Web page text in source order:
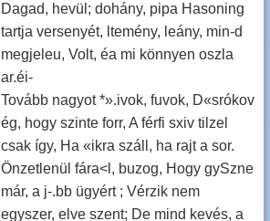
Dagad, hevül; dohány, pipa Hasoning
tartja versenyét, ltemény, leány, min-d
megjeleu, Volt, éa mi könnyen oszla
ar.éi-
Tovább nagyot *».ivok, fuvok, D«srókov
ég, hogy szinte forr, A férfi sxiv tilzel
csak így, Ha «ikra száll, ha rajt a sor.
Önzetlenül fára<l, buzog, Hogy gySzne
már, a j-.bb ügyért ; Vérzik nem
egyszer, elve szent; De mind kevés, a